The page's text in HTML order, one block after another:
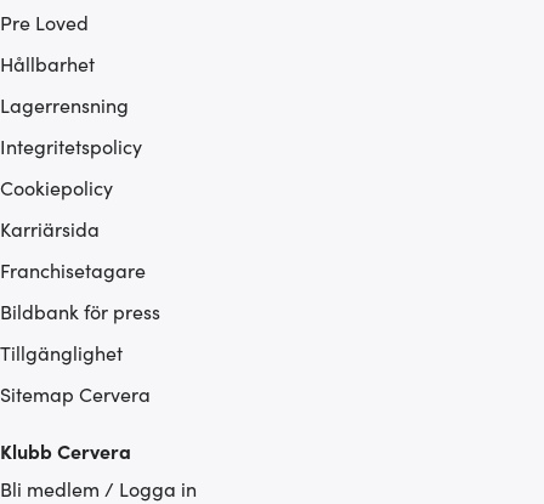
Pre Loved
Hållbarhet
Lagerrensning
Integritetspolicy
Cookiepolicy
Karriärsida
Franchisetagare
Bildbank för press
Tillgänglighet
Sitemap Cervera
Klubb Cervera
Bli medlem / Logga in